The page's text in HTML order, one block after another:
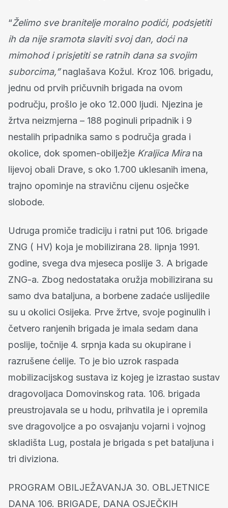
“Želimo sve branitelje moralno podići, podsjetiti
ih da nije sramota slaviti svoj dan, doći na
mimohod i prisjetiti se ratnih dana sa svojim
suborcima,”naglašava Kožul. Kroz 106. brigadu,
jednu od prvih pričuvnih brigada na ovom
području, prošlo je oko 12.000 ljudi. Njezina je
žrtva neizmjerna – 188 poginuli pripadnik i 9
nestalih pripadnika samo s područja grada i
okolice, dok spomen-obilježje Kraljica Mirana
lijevoj obali Drave, s oko 1.700 uklesanih imena,
trajno opominje na stravičnu cijenu osječke
slobode.
Udruga promiče tradiciju i ratni put 106. brigade
ZNG ( HV) koja je mobilizirana 28. lipnja 1991.
godine, svega dva mjeseca poslije 3. A brigade
ZNG-a. Zbog nedostataka oružja mobilizirana su
samo dva bataljuna, a borbene zadaće uslijedile
su u okolici Osijeka. Prve žrtve, svoje poginulih i
četvero ranjenih brigada je imala sedam dana
poslije, točnije 4. srpnja kada su okupirane i
razrušene ćelije. To je bio uzrok raspada
mobilizacijskog sustava iz kojeg je izrastao sustav
dragovoljaca Domovinskog rata. 106. brigada
preustrojavala se u hodu, prihvatila je i opremila
sve dragovoljce a po osvajanju vojarni i vojnog
skladišta Lug, postala je brigada s pet bataljuna i
tri diviziona.
PROGRAM OBILJEŽAVANJA 30. OBLJETNICE
DANA 106. BRIGADE, DANA OSJEČKIH